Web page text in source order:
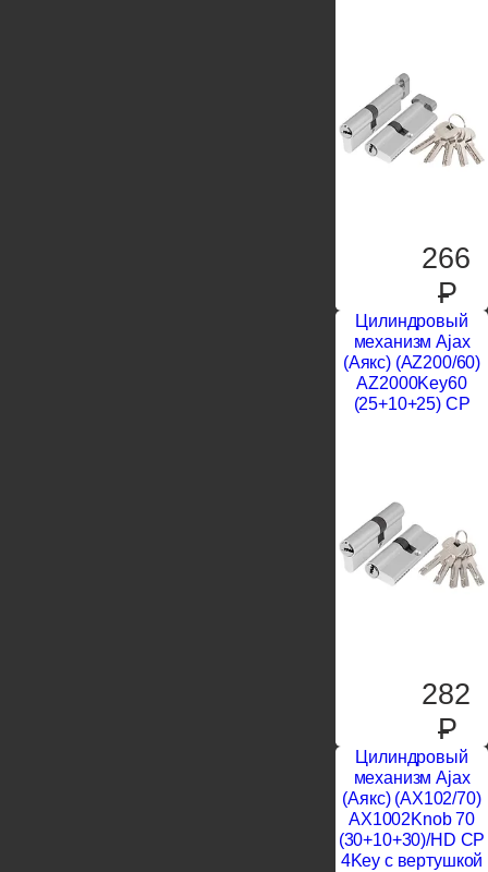
266
P
Цилиндровый
механизм Ajax
(Аякс) (AZ200/60)
AZ2000Key60
(25+10+25) CP
282
P
Цилиндровый
механизм Ajax
(Аякс) (AX102/70)
AX1002Knob 70
(30+10+30)/HD CP
4Key с вертушкой